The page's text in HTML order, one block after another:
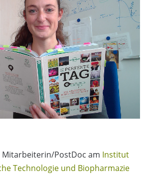
Mitarbeiterin/PostDoc am Institut
Technologie und Biopharmazie